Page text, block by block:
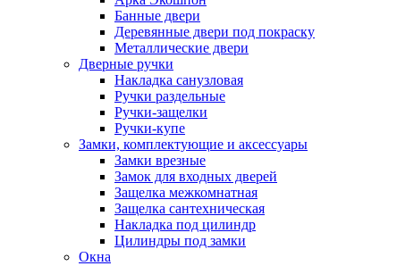
Банные двери
Деревянные двери под покраску
Металлические двери
Дверные ручки
Накладка санузловая
Ручки раздельные
Ручки-защелки
Ручки-купе
Замки, комплектующие и аксессуары
Замки врезные
Замок для входных дверей
Защелка межкомнатная
Защелка сантехническая
Накладка под цилиндр
Цилиндры под замки
Окна